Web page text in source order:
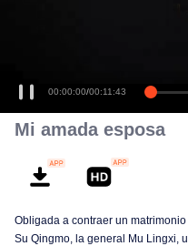
Disfruta de series en
00:00:00/00:11:43
Mi amada esposa
Obligada a contraer un
Su Qingmo, la general Mu Lingxi,